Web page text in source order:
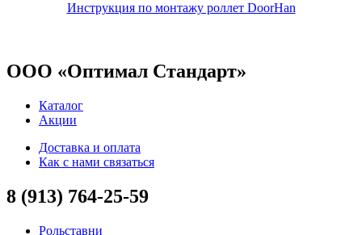
Инструкция по монтажу роллет DoorHan
ООО «Оптимал Стандарт»
Каталог
Акции
Доставка и оплата
Как с нами связаться
8 (913) 764-25-59
Рольставни